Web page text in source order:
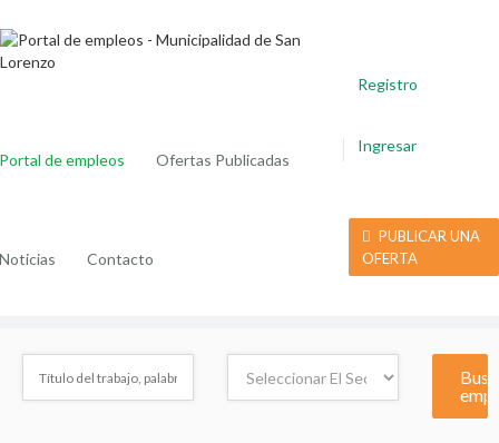
Portal de empleos Ofertas Publicadas
Noticias Contacto
Registro
Ingresar
PUBLICAR UNA
OFERTA